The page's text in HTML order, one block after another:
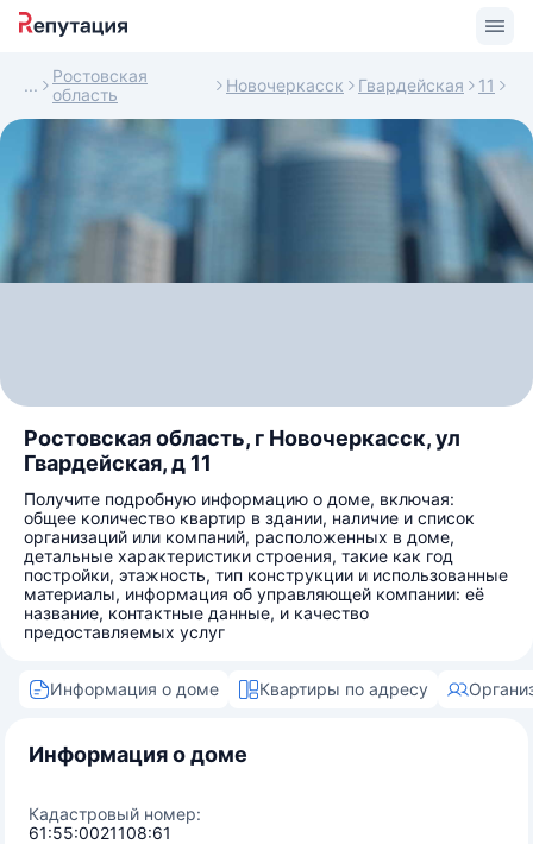
Ростовская
область
Новочеркасск Гвардейская 11
Ростовская область, г Новочеркасск, ул
Гвардейская, д 11
Получите подробную информацию о доме, включая:
общее количество квартир в здании, наличие и список
организаций или компаний, расположенных в доме,
детальные характеристики строения, такие как год
постройки, этажность, тип конструкции и использованные
материалы, информация об управляющей компании: её
название, контактные данные, и качество
предоставляемых услуг
Информация о доме Квартиры по адресу
Информация о доме
Кадастровый номер:
61:55:0021108:61